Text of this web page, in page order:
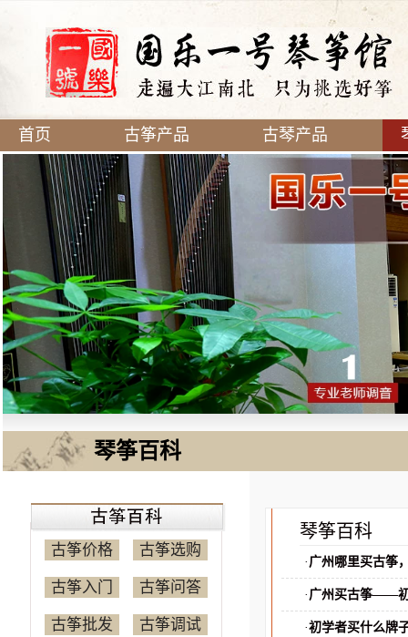
首页 古筝产品 古琴产品
琴筝百科
古筝价格 古筝选购
古筝入门 古筝问答
古筝批发 古筝调试
琴筝百科
· 广州哪里买古筝
· 广州买古筝——
·初学者买什么牌